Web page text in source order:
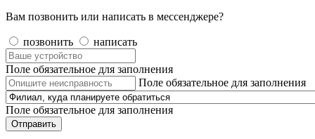
Вам позвонить или написать в мессенджере?
позвонить написать
Поле обязательное для заполнения
Поле обязательное для заполнения
Поле обязательное для заполнения
Отправить